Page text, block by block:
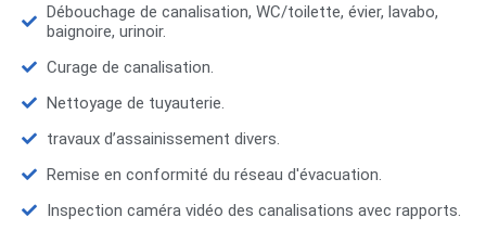
Débouchage de canalisation, WC/toilette, évier, lavabo,
baignoire, urinoir.
Curage de canalisation.
Nettoyage de tuyauterie.
travaux d’assainissement divers.
Remise en conformité du réseau d'évacuation.
Inspection caméra vidéo des canalisations avec rapports.